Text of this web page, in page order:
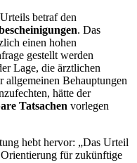
betraf den
. Das
einen hohen
gestellt werden
Lage, die ärztlichen
allgemeinen Behauptungen
hätte der
Tatsachen vorlegen
hebt hervor: „Das Urteil
für zukünftige